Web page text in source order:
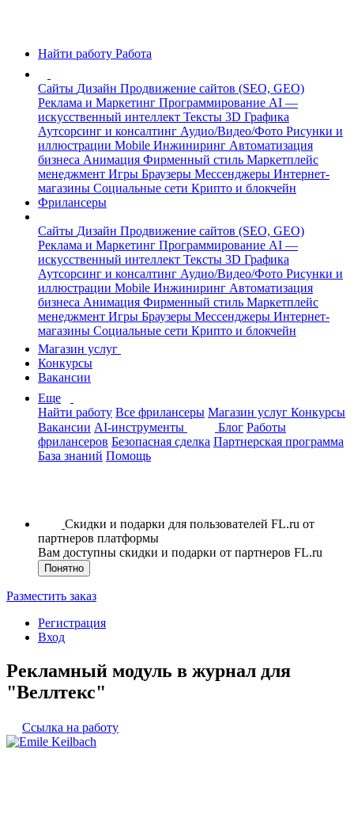
Найти работу Работа
Сайты Дизайн Продвижение сайтов (SEO, GEO)
Реклама и Маркетинг Программирование AI —
искусственный интеллект Тексты 3D Графика
Аутсорсинг и консалтинг Аудио/Видео/Фото Рисунки и
иллюстрации Mobile Инжиниринг Автоматизация
бизнеса Анимация Фирменный стиль Маркетплейс
менеджмент Игры Браузеры Мессенджеры Интернет-
магазины Социальные сети Крипто и блокчейн
Фрилансеры
Сайты Дизайн Продвижение сайтов (SEO, GEO)
Реклама и Маркетинг Программирование AI —
искусственный интеллект Тексты 3D Графика
Аутсорсинг и консалтинг Аудио/Видео/Фото Рисунки и
иллюстрации Mobile Инжиниринг Автоматизация
бизнеса Анимация Фирменный стиль Маркетплейс
менеджмент Игры Браузеры Мессенджеры Интернет-
магазины Социальные сети Крипто и блокчейн
Магазин услуг
Конкурсы
Вакансии
Еще
Найти работу Все фрилансеры Магазин услуг Конкурсы
Вакансии AI-инструменты Блог Работы
фрилансеров Безопасная сделка Партнерская программа
База знаний Помощь
Скидки и подарки для пользователей FL.ru от
партнеров платформы
Вам доступны скидки и подарки от партнеров FL.ru
Понятно
Разместить заказ
Регистрация
Вход
Рекламный модуль в журнал для
"Веллтекс"
Ссылка на работу